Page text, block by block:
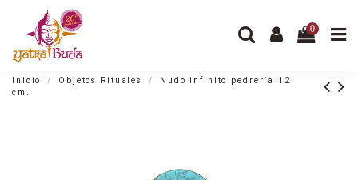
0
Inicio Objetos Rituales
Nudo infinito pedrería 12
cm.